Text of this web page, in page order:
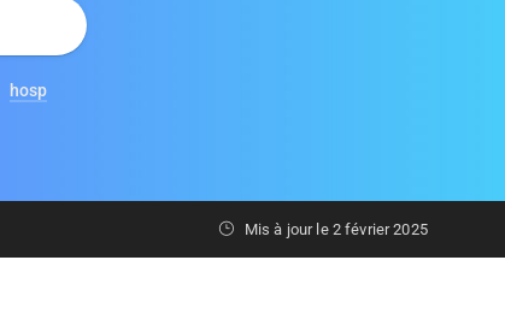
hosp
Mis à jour le 2 février 2025